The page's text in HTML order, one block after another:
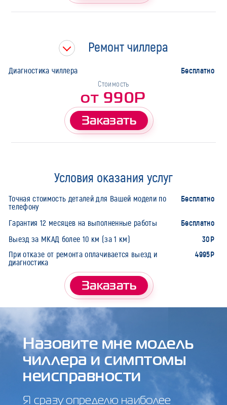
Ремонт чиллера
Диагностика чиллера Бесплатно
Стоимость
от 990Р
Заказать
Условия оказания услуг
Точная стоимость деталей для Вашей модели по
телефону
Бесплатно
Гарантия 12 месяцев на выполненные работы Бесплатно
Выезд за МКАД более 10 км (за 1 км) 30Р
При отказе от ремонта оплачивается выезд и
диагностика
4995Р
Заказать
Назовите мне модель
чиллера и симптомы
неисправности
Я сразу определю наиболее